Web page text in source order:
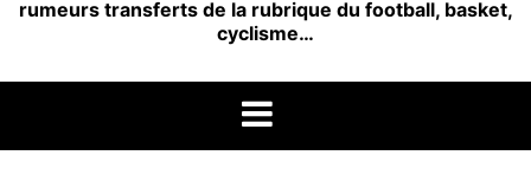
rumeurs transferts de la rubrique du football, basket,
cyclisme…